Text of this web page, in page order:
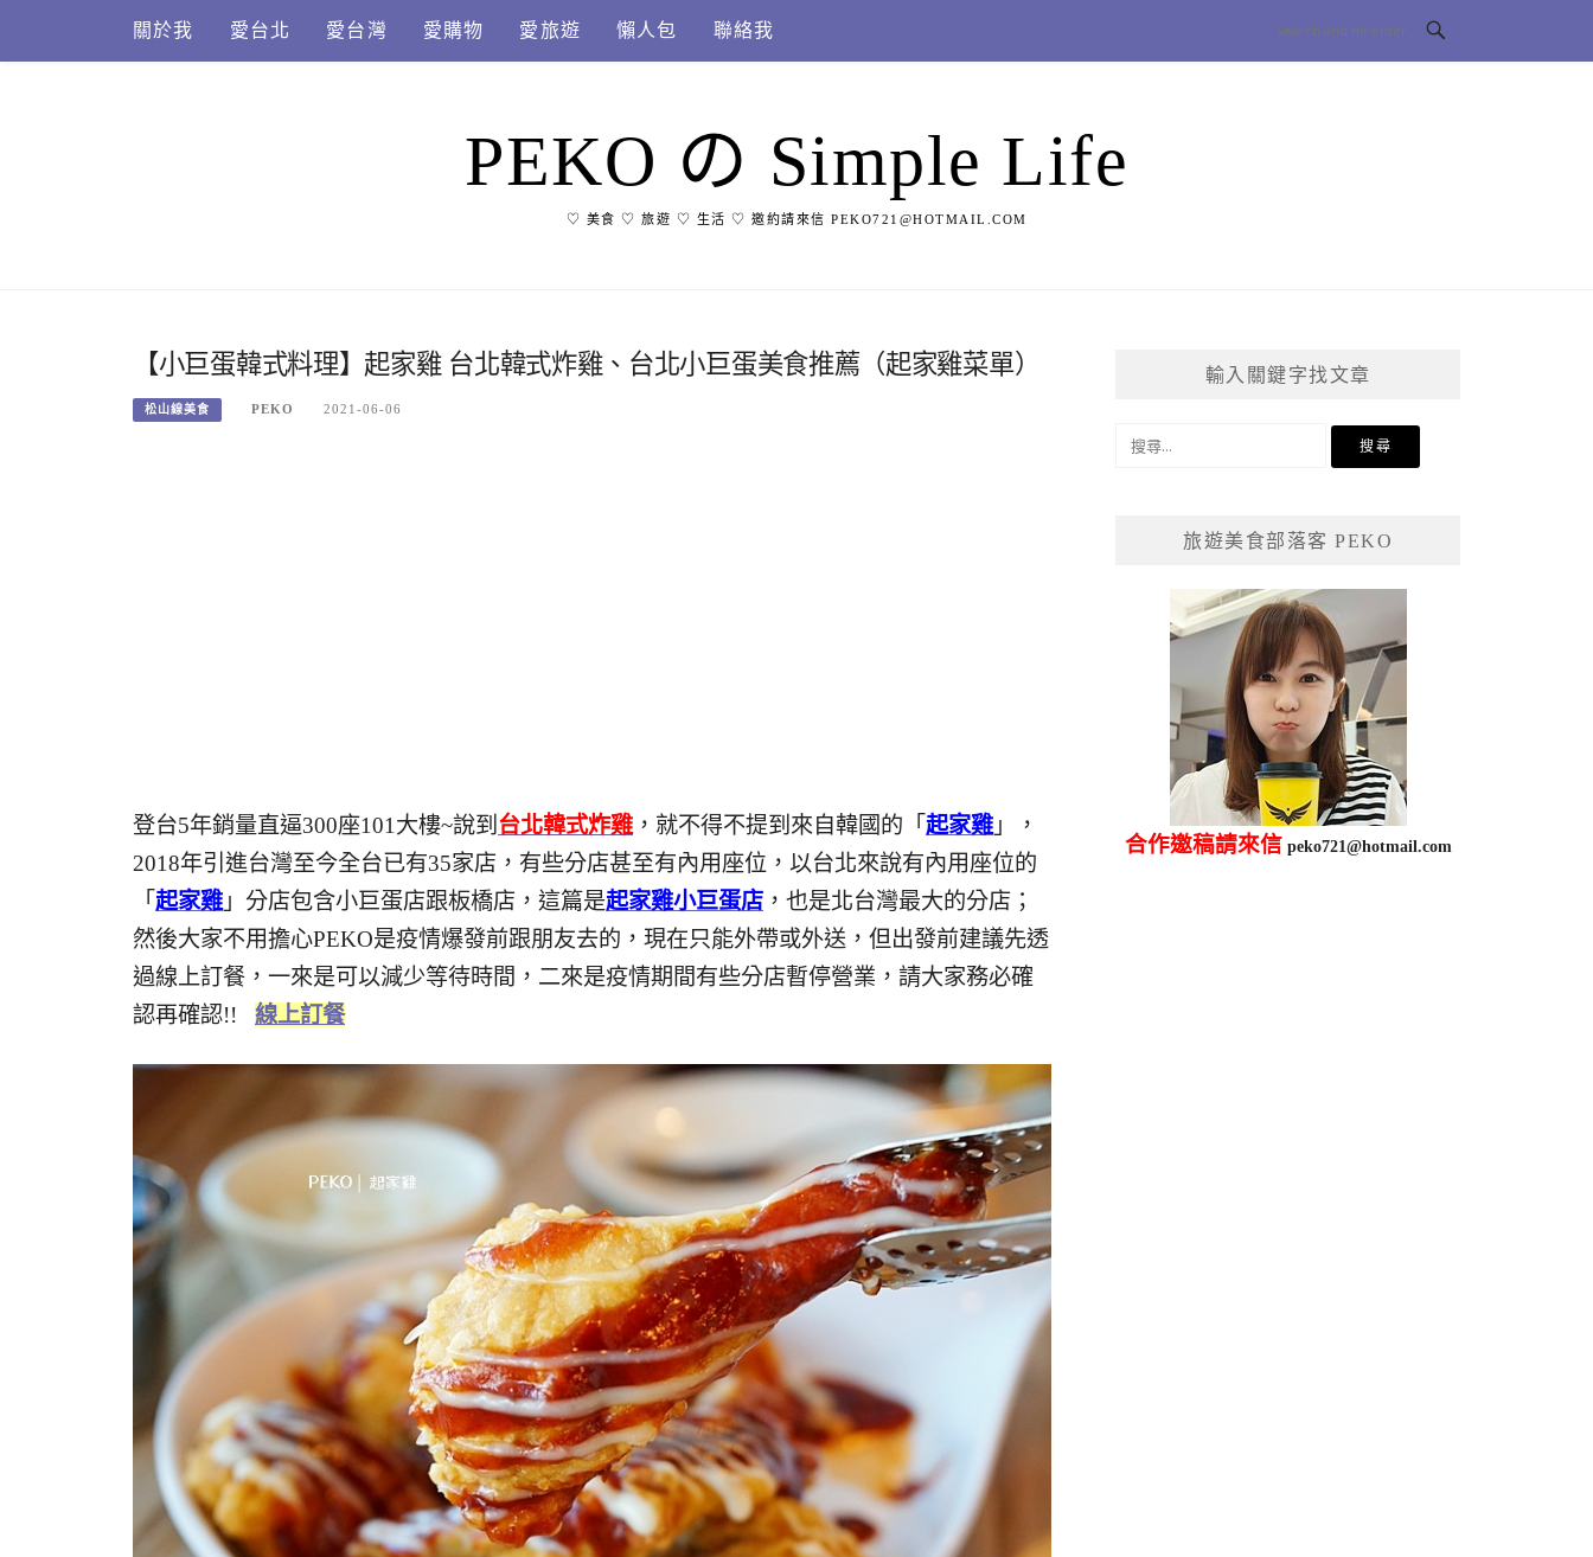
content
關於我 愛台北 愛台灣 愛購物 愛旅遊 懶人包 聯絡我
PEKO の Simple Life
♡ 美食 ♡ 旅遊 ♡ 生活 ♡ 邀約請來信 PEKO721@HOTMAIL.COM
【小巨蛋韓式料理】起家雞 台北韓式炸雞、台北小巨蛋美食推薦（起家雞菜單）
松山線美食 PEKO 2021-06-06
登台5年銷量直逼300座101大樓~說到 台北韓式炸雞 ，就不得不提到來自韓國的「 起家雞 」，
2018年引進台灣至今全台已有35家店，有些分店甚至有內用座位，以台北來說有內用座位的
「 起家雞 」分店包含小巨蛋店跟板橋店，這篇是起家雞小巨蛋店 ，也是北台灣最大的分店；
然後大家不用擔心PEKO是疫情爆發前跟朋友去的，現在只能外帶或外送，但出發前建議先透
過線上訂餐，一來是可以減少等待時間，二來是疫情期間有些分店暫停營業，請大家務必確
認再確認!! 線上訂餐
輸入關鍵字找文章
旅遊美食部落客 PEKO
合作邀稿請來信 peko721@hotmail.com